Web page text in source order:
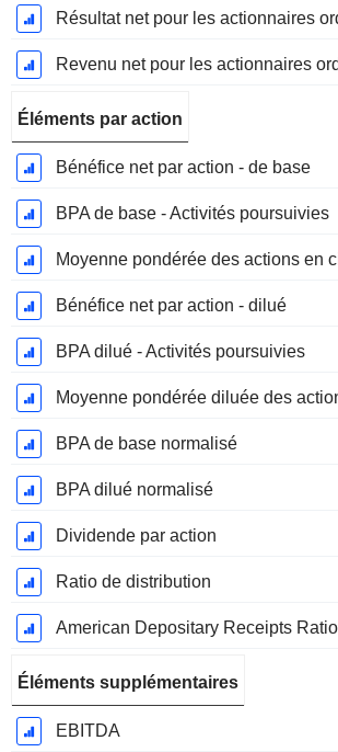
Éléments par action
Bénéfice net par action - de base
BPA de base - Activités poursuivies
Moyenne pondérée des actions en
Bénéfice net par action - dilué
BPA dilué - Activités poursuivies
BPA de base normalisé
BPA dilué normalisé
Dividende par action
Ratio de distribution
American Depositary Receipts
Éléments supplémentaires
EBITDA